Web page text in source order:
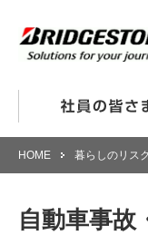
HOME 暮らしのリスク
自動車事故